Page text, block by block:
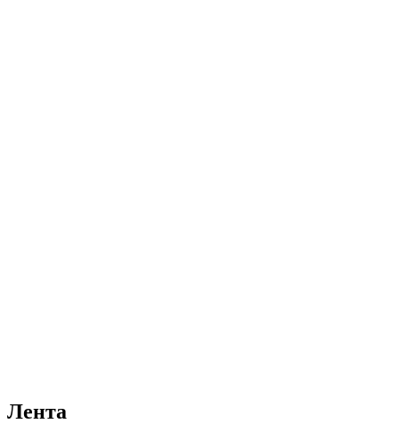
Лента